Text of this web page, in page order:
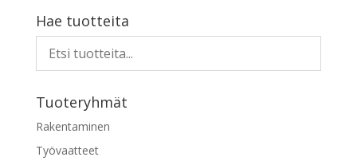
Hae tuotteita
Tuoteryhmät
Rakentaminen
Työvaatteet